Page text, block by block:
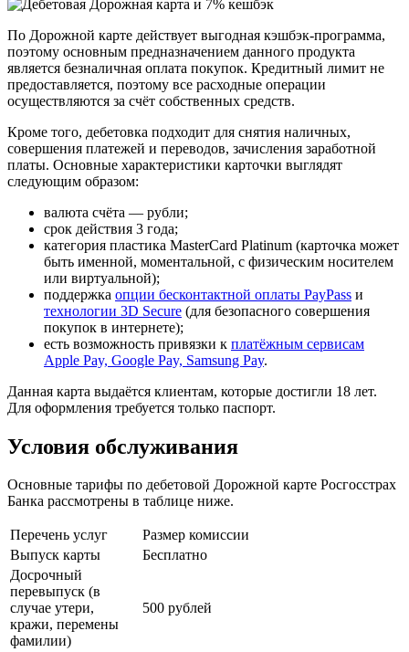
По Дорожной карте действует выгодная кэшбэк-программа,
поэтому основным предназначением данного продукта
является безналичная оплата покупок. Кредитный лимит не
предоставляется, поэтому все расходные операции
осуществляются за счёт собственных средств.
Кроме того, дебетовка подходит для снятия наличных,
совершения платежей и переводов, зачисления заработной
платы. Основные характеристики карточки выглядят
следующим образом:
валюта счёта — рубли;
срок действия 3 года;
категория пластика MasterCard Platinum (карточка может
быть именной, моментальной, с физическим носителем
или виртуальной);
поддержка опции бесконтактной оплаты PayPass и
технологии 3D Secure (для безопасного совершения
покупок в интернете);
есть возможность привязки к платёжным сервисам
Apple Pay, Google Pay, Samsung Pay.
Данная карта выдаётся клиентам, которые достигли 18 лет.
Для оформления требуется только паспорт.
Условия обслуживания
Основные тарифы по дебетовой Дорожной карте Росгосстрах
Банка рассмотрены в таблице ниже.
Перечень услуг
Размер комиссии
Выпуск карты
Бесплатно
Досрочный
перевыпуск (в
случае утери,
кражи, перемены
фамилии)
500 рублей